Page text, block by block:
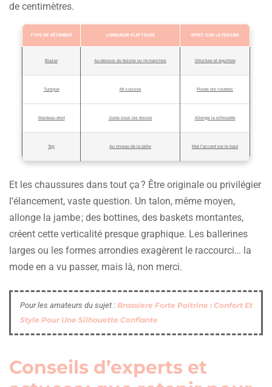
de centimètres.
TYPE DE VÊTEMENT LONGUEUR FLATTEUSE EFFET SUR LE FESSIER
Blazer Au-dessus du fessier ou mi-hanches Structure et équilibre
Tunique Mi-cuisses Floute les courbes
Manteau droit Juste sous les fesses Allonge la silhouette
Top Au niveau de la taille Met l’accent sur le haut
Et les chaussures dans tout ça ? Être originale ou privilégier
l’élancement, vaste question. Un talon, même moyen,
allonge la jambe ; des bottines, des baskets montantes,
créent cette verticalité presque graphique. Les ballerines
larges ou les formes arrondies exagèrent le raccourci… la
mode en a vu passer, mais là, non merci.
Pour les amateurs du sujet : Brassiere Forte Poitrine : Confort Et
Style Pour Une Silhouette Confiante
Conseils d’experts et